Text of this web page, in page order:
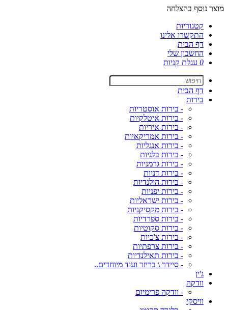
מוצר נוסף בהצלחה
קטגוריות
התקשרו אלינו
דף הבית
החשבון שלי
0 עגלת קניות
דף הבית
בירות
- בירות אוסטריות
- בירות איטלקיות
- בירות איריות
- בירות אמריקאיות
- בירות אנגליות
- בירות בלגיות
- בירות גרמניות
- בירות דניות
- בירות הולנדיות
- בירות יפניות
- בירות ישראליות
- בירות מקסיקניות
- בירות ספרדיות
- בירות סקוטיות
- בירות צ'כיות
- בירות צרפתיות
- בירות תאילנדיות
- סיידר \ בריזר ועוד מיוחדים..
ג'ין
וודקה
- וודקה פרימיום
וויסקי